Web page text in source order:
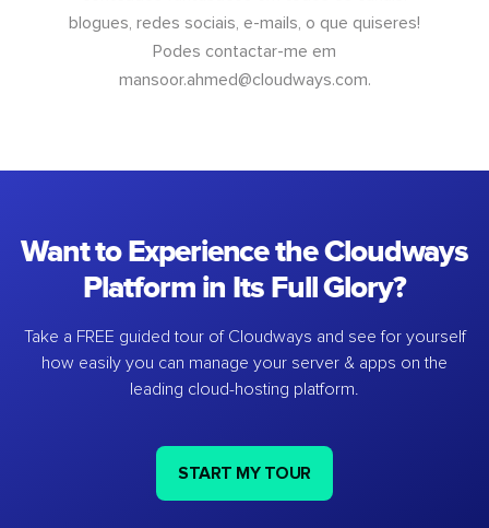
blogues, redes sociais, e-mails, o que quiseres!
Podes contactar-me em
mansoor.ahmed@cloudways.com.
Want to Experience the Cloudways
Platform in Its Full Glory?
Take a FREE guided tour of Cloudways and see for yourself
how easily you can manage your server & apps on the
leading cloud-hosting platform.
START MY TOUR